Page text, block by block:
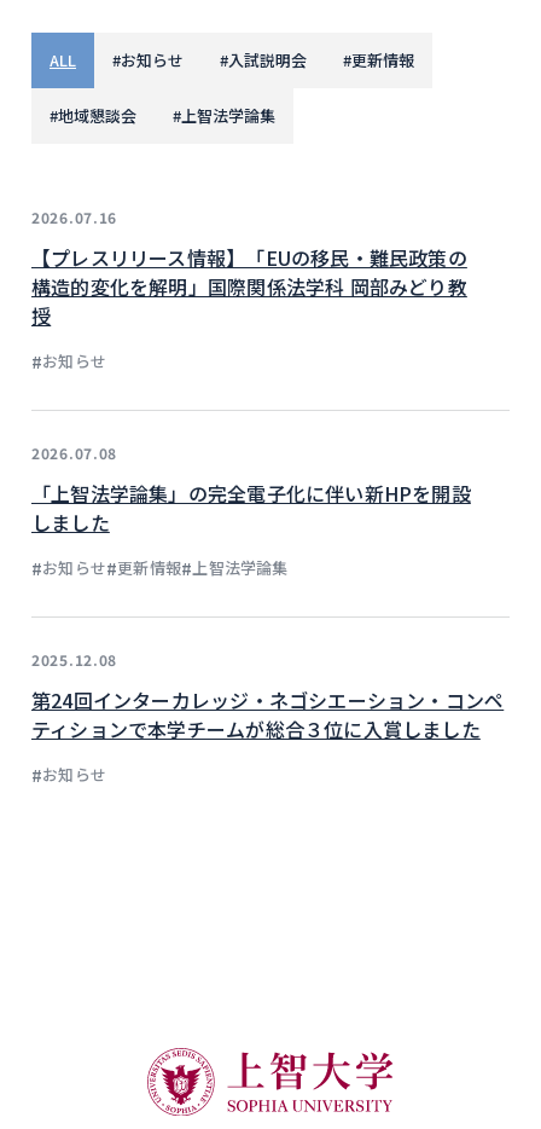
ALL #お知らせ #入試説明会 #更新情報
#地域懇談会 #上智法学論集
2026.07.16
【プレスリリース情報】「EUの移民・難民政策の
構造的変化を解明」国際関係法学科 岡部みどり教
授
#お知らせ
2026.07.08
「上智法学論集」の完全電子化に伴い新HPを開設
しました
#お知らせ#更新情報#上智法学論集
2025.12.08
第24回インターカレッジ・ネゴシエーション・コンペ
ティションで本学チームが総合３位に入賞しました
#お知らせ